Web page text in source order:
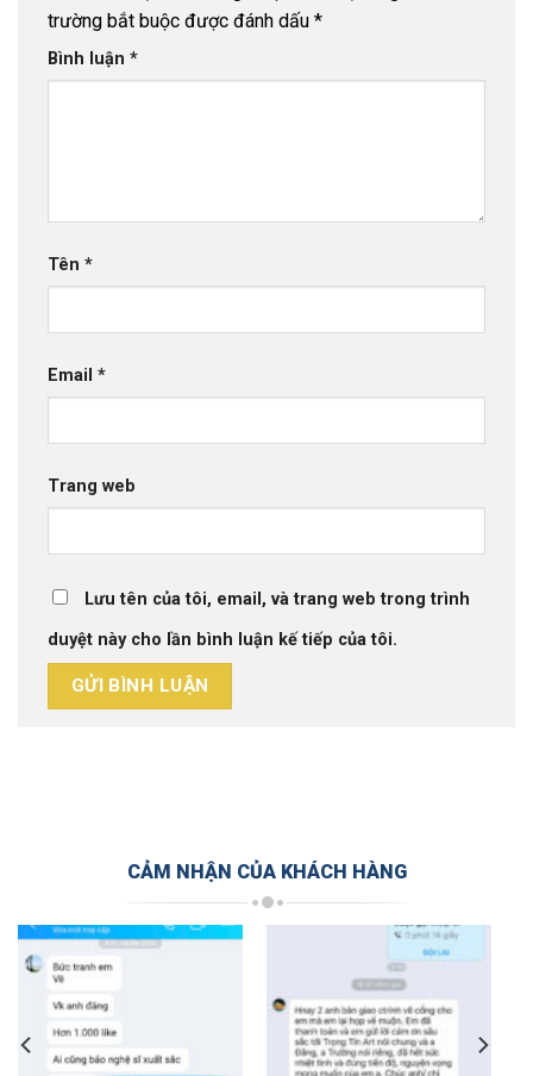
trường bắt buộc được đánh dấu *
Bình luận *
Tên *
Email *
Trang web
Lưu tên của tôi, email, và trang web trong trình
duyệt này cho lần bình luận kế tiếp của tôi.
CẢM NHẬN CỦA KHÁCH HÀNG